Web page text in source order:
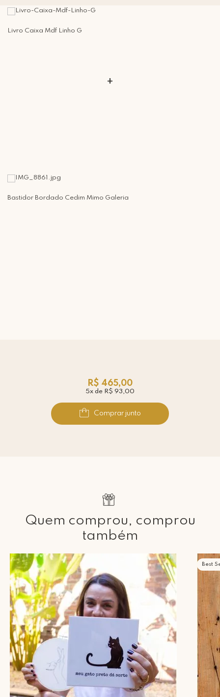
Livro Caixa Mdf Linho G
+
Bastidor Bordado Cedim Mimo Galeria
R$ 465,00
5x de R$ 93,00
Comprar junto
Quem comprou, comprou
também
Best